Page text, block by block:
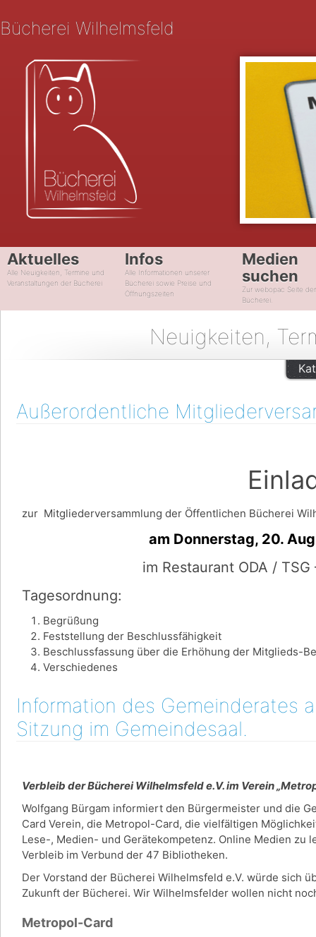
Bücherei Wilhelmsfeld
Aktuelles
Alle Neuigkeiten, Termine und
Veranstaltungen der Bücherei
Infos
Alle Informationen unserer
Bücherei sowie Preise und
Öffnungszeiten
Medien
suchen
Zur webopac Seite der
Bücherei.
Neuigkeiten,
Außerordentliche
zur Mitgliederversammlung der Öffentlichen Bücherei
am Donnerstag, 20. August
im Restaurant ODA /
Tagesordnung:
Begrüßung
Feststellung der Beschlussfähigkeit
Beschlussfassung über die Erhöhung der Mitglieds-
Verschiedenes
Information des Gemeinderates
Sitzung im Gemeindesaal.
Verbleib der Bücherei Wilhelmsfeld e.V. im Verein
Wolfgang Bürgam informiert den Bürgermeister und die
Card Verein, die Metropol-Card, die vielfältigen
Lese-, Medien- und Gerätekompetenz. Online Medien
Verbleib im Verbund der 47 Bibliotheken.
Der Vorstand der Bücherei Wilhelmsfeld e.V. würde sich
Zukunft der Bücherei. Wir Wilhelmsfelder wollen nicht
Metropol-Card